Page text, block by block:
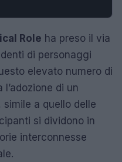
Role ha preso il via
di personaggi
elevato numero di
di un
a quello delle
si dividono in
interconnesse